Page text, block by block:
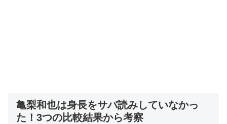
亀梨和也は身長をサバ読みしていなかっ
た！3つの比較結果から考察